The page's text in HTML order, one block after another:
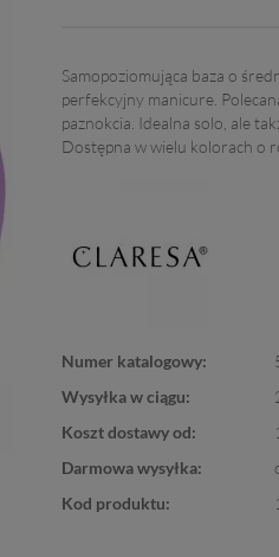
Samopoziomująca baza o
perfekcyjny manicure.
paznokcia. Idealna solo, ale
Dostępna w wielu kolorach o
Numer katalogowy:
Wysyłka w ciągu:
Koszt dostawy od:
Darmowa wysyłka:
Kod produktu: